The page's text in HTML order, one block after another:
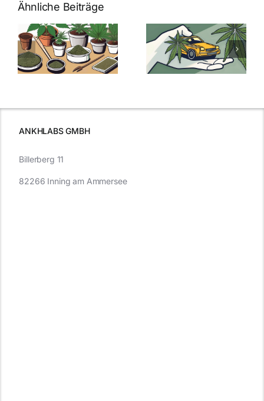
Ähnliche Beiträge
Neue THC-
Grenzwert-
Regelung:
Was Sie über
Cannabis und
müssen
Cannabis
Samen
kaufen: Alles
was Sie
ANKHLABS GMBH
Billerberg 11
82266 Inning am Ammersee